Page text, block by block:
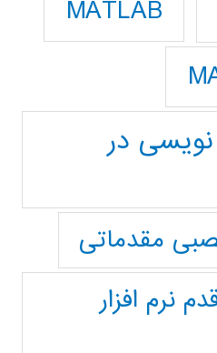
MATLAB
در
مقدماتی
نرم افزار